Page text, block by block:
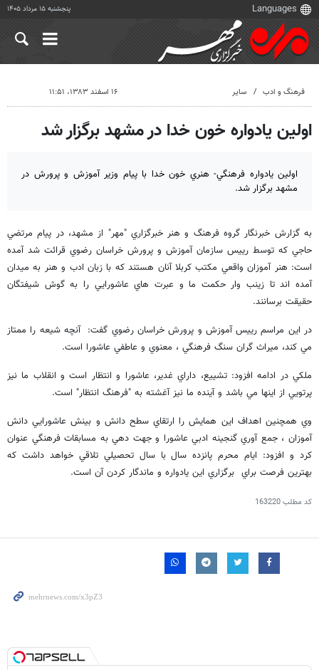
پنجشنبه ۱۵ مرداد ۱۴۰۵
فرهنگ و ادب سایر ۱۶ اسفند ۱۳۸۳، ۱۱:۵۱
اولين يادواره خون خدا در مشهد برگزار شد
اولين يادواره فرهنگي- هنري خون خدا با پيام وزير آموزش و پرورش در
مشهد برگزار شد.
به گزارش خبرنگار گروه فرهنگ و هنر خبرگزاري "مهر" از مشهد، در پيام مرتضي
حاجي كه توسط رييس سازمان آموزش و پرورش خراسان رضوي قرائت شد آمده
است: هنر آموزان واقعي مكتب كربلا آنان هستند كه با زبان ادب و هنر به ميدان
آمده اند تا زينب وار حكمت ما و عبرت هاي عاشورايي را به گوش شيفتگان
حقيقت برسانند.
در اين مراسم رييس آموزش و پرورش خراسان رضوي گفت: آنچه شيعه را ممتاز
مي كند، ميراث گران سنگ فرهنگي ، معنوي و عاطفي عاشورا است.
ملكي در ادامه افزود: تشييع، داراي غدير، عاشورا و انتظار است و انقلاب ما نيز
پرتويي از اينها مي باشد و آينده ما نيز آغشته به "فرهنگ انتظار" است.
وي همچنين اهداف اين همايش را ارتقاي سطح دانش و بينش عاشورايي دانش
آموزان ، جمع آوري گنجينه ادبي عاشورا و جهت دهي به مسابقات فرهنگي عنوان
كرد و افزود: ايام محرم پانزده سال با سال تحصيلي تلاقي خواهد داشت كه
بهترين فرصت براي برگزاري اين يادواره و ماندگار كردن آن است.
کد مطلب163220